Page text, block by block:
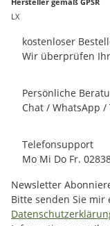
LX
kostenloser
Wir überprüfen
Persönliche
Chat / WhatsApp
Telefonsupport
Mo Mi Do Fr.
Newsletter
Bitte senden Sie